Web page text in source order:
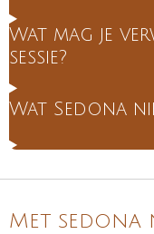
Wat mag je
sessie?
Wat Sedona
Met sedona